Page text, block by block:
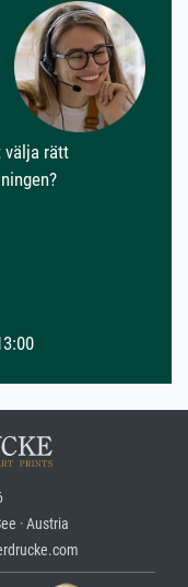
välja rätt
· Austria